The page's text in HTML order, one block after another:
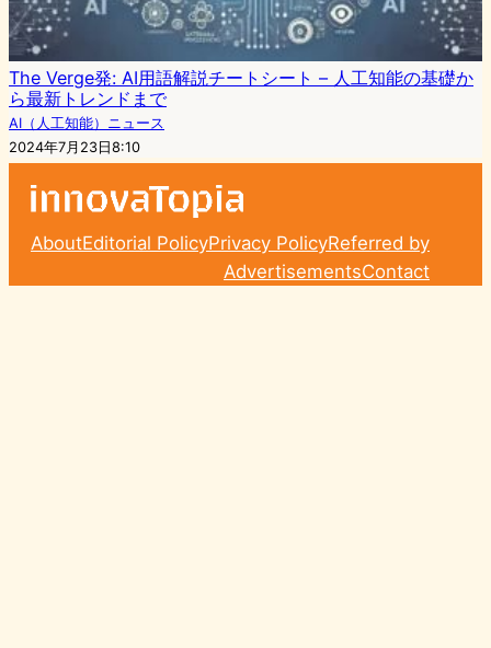
The Verge発: AI用語解説チートシート – 人工知能の基礎か
ら最新トレンドまで
AI（人工知能）ニュース
2024年7月23日8:10
AboutEditorial PolicyPrivacy PolicyReferred by
AdvertisementsContact